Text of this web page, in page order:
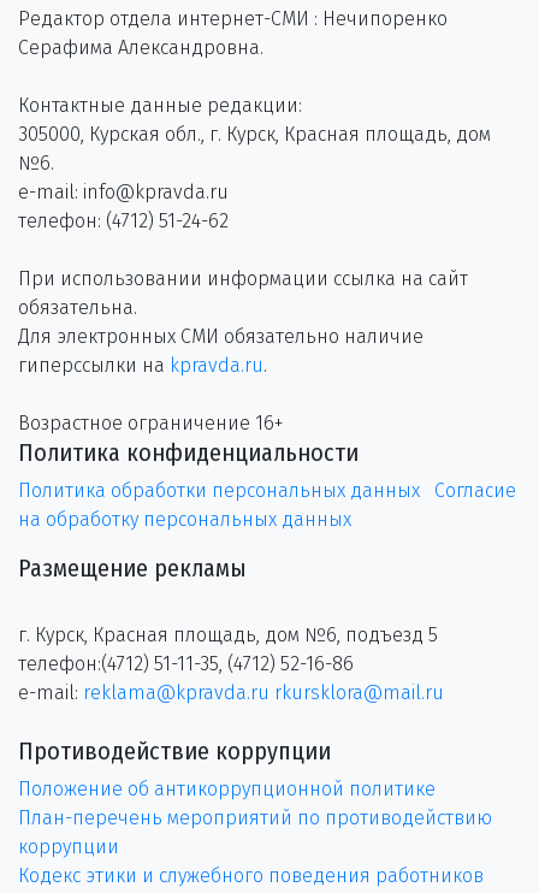
Редактор отдела интернет-СМИ : Нечипоренко
Серафима Александровна.
Контактные данные редакции:
305000, Курская обл., г. Курск, Красная площадь, дом
№6.
e-mail: info@kpravda.ru
телефон: (4712) 51-24-62
При использовании информации ссылка на сайт
обязательна.
Для электронных СМИ обязательно наличие
гиперссылки на kpravda.ru.
Возрастное ограничение 16+
Политика конфиденциальности
Политика обработки персональных данных
Согласие
на обработку персональных данных
Размещение рекламы
г. Курск, Красная площадь, дом №6, подъезд 5
телефон:(4712) 51-11-35, (4712) 52-16-86
e-mail: reklama@kpravda.ru rkursklora@mail.ru
Противодействие коррупции
Положение об антикоррупционной политике
План-перечень мероприятий по противодействию
коррупции
Кодекс этики и служебного поведения работников